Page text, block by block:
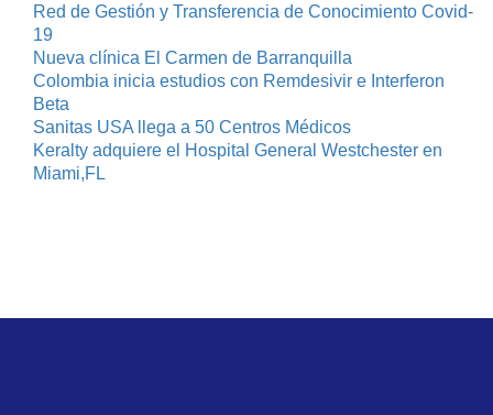
Red de Gestión y Transferencia de Conocimiento Covid-
19
Nueva clínica El Carmen de Barranquilla
Colombia inicia estudios con Remdesivir e Interferon
Beta
Sanitas USA llega a 50 Centros Médicos
Keralty adquiere el Hospital General Westchester en
Miami,FL